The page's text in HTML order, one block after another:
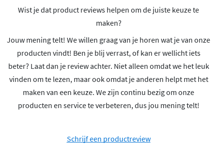
Wist je dat product reviews helpen om de juiste keuze te
maken?
Jouw mening telt! We willen graag van je horen wat je van onze
producten vindt! Ben je blij verrast, of kan er wellicht iets
beter? Laat dan je review achter. Niet alleen omdat we het leuk
vinden om te lezen, maar ook omdat je anderen helpt met het
maken van een keuze. We zijn continu bezig om onze
producten en service te verbeteren, dus jou mening telt!
Schrijf een productreview